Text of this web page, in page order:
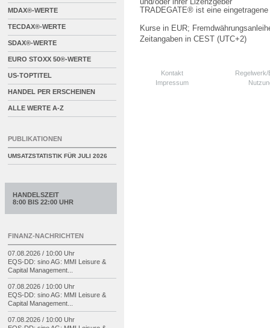
und/oder ihrer Lizenzgeber
TRADEGATE® ist eine
Kurse in EUR;
Zeitangaben in CEST (UTC+2)
Kontakt
Impressum
MDAX®-WERTE
TECDAX®-WERTE
SDAX®-WERTE
EURO STOXX 50®-WERTE
US-TOPTITEL
HANDEL PER ERSCHEINEN
ALLE WERTE A-Z
PUBLIKATIONEN
UMSATZSTATISTIK FÜR JULI 2026
HANDELSZEIT
8:00 BIS 22:00 UHR
FINANZ-NACHRICHTEN
07.08.2026 / 10:00 Uhr
EQS-DD: sino AG: MMI Leisure &
Capital Management...
07.08.2026 / 10:00 Uhr
EQS-DD: sino AG: MMI Leisure &
Capital Management...
07.08.2026 / 10:00 Uhr